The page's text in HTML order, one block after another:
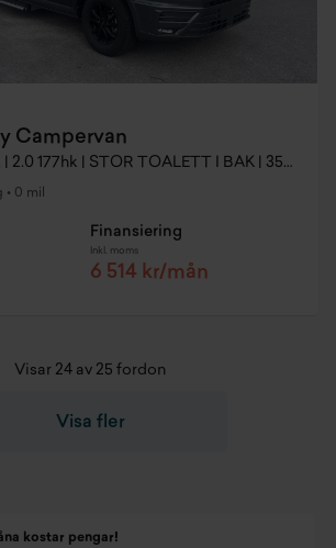
Campervan
Man DUO | AUT. | 2.0 177hk | STOR TOALETT I BAK | 3500KG
• 0 mil
Finansiering
Inkl. moms
6 514 kr/mån
Visar 24 av 25 fordon
Visa fler
kostar pengar!